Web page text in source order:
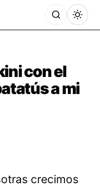
con el
a mi
crecimos